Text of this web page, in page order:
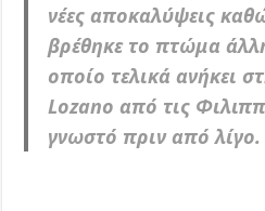
νέες αποκαλύψεις
βρέθηκε το πτώμα
οποίο τελικά ανήκει
Lozano από τις
γνωστό πριν από λίγο.